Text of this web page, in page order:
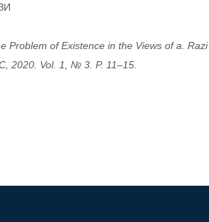
Problem of Existence in the Views of a. Razi